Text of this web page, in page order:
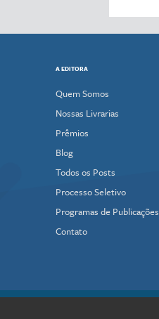
A EDITORA
Quem Somos
Nossas Livrarias
Prêmios
Blog
Todos os Posts
Processo Seletivo
Programas de Publicações
Contato